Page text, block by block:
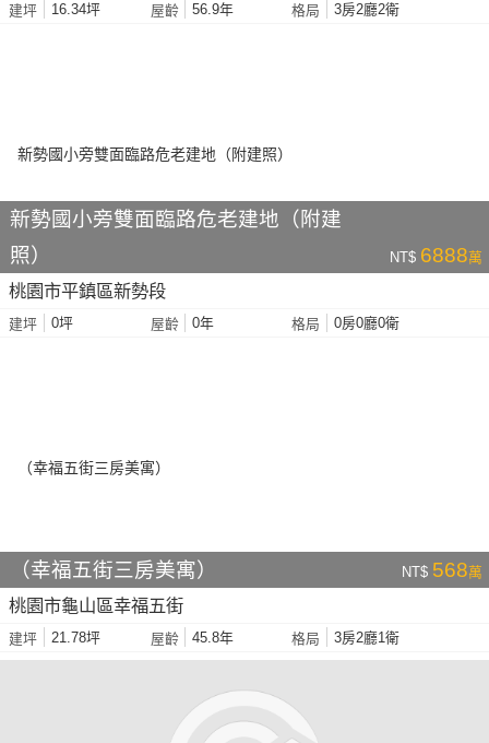
建坪 16.34坪 屋齡 56.9年 格局 3房2廳2衛
新勢國小旁雙面臨路危老建地（附建
照）
NT$ 6888萬
桃園市平鎮區新勢段
建坪 0坪 屋齡 0年 格局 0房0廳0衛
（幸福五街三房美寓） NT$ 568萬
桃園市龜山區幸福五街
建坪 21.78坪 屋齡 45.8年 格局 3房2廳1衛